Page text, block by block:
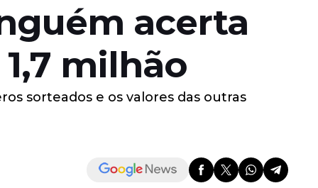
acerta
milhão
sorteados e os valores das outras